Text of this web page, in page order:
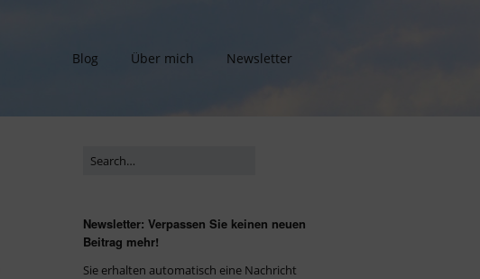
Blog Über mich Newsletter
Newsletter: Verpassen Sie keinen neuen
Beitrag mehr!
Sie erhalten automatisch eine Nachricht